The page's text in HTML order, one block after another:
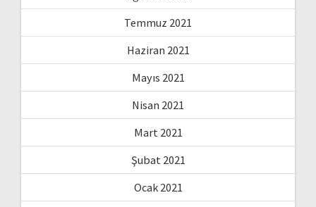
Temmuz 2021
Haziran 2021
Mayıs 2021
Nisan 2021
Mart 2021
Şubat 2021
Ocak 2021